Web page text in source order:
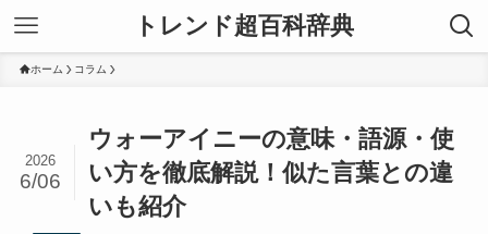
トレンド超百科辞典
ホーム コラム
ウォーアイニーの意味・語源・使
い方を徹底解説！似た言葉との違
いも紹介
2026
6/06